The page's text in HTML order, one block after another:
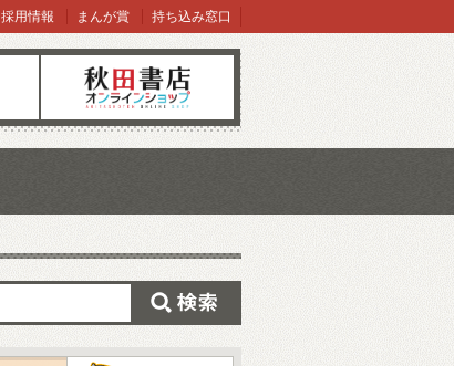
オンラインショップ
採用情報 まんが賞 持ち込み窓口